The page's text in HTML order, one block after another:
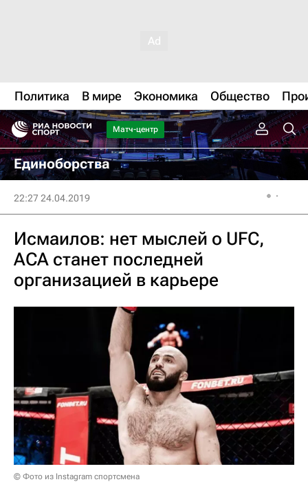
Политика В мире Экономика Общество
Матч-центр
Единоборства
22:27 24.04.2019
Исмаилов: нет мыслей о UFC,
АСА станет последней
организацией в карьере
© Фото из Instagram спортсмена